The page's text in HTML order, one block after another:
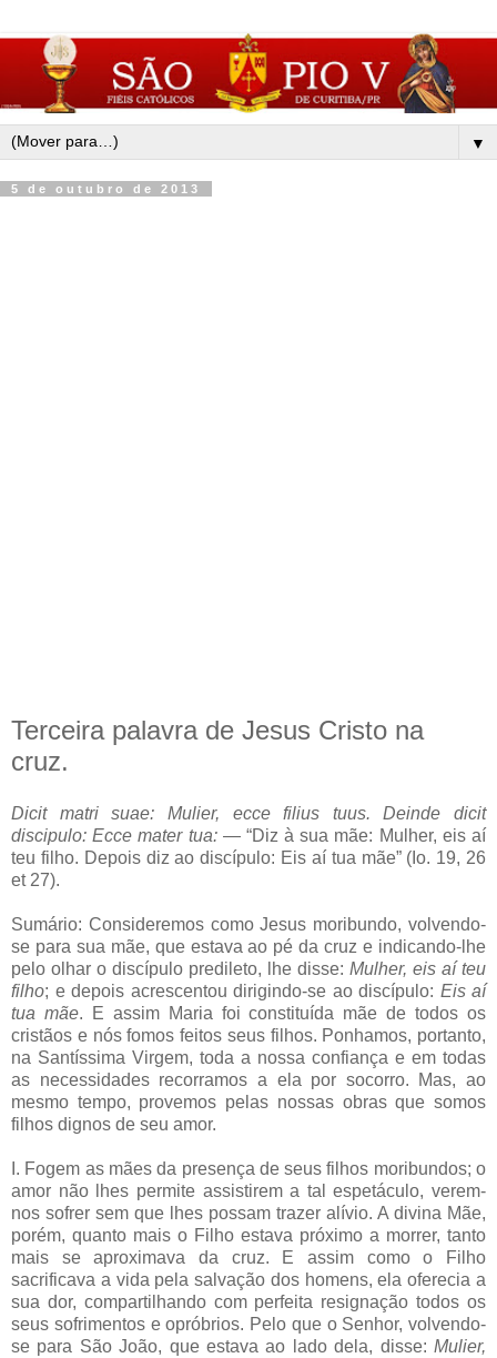
▼
5 de outubro de 2013
Terceira palavra de Jesus Cristo na
cruz.
Dicit matri suae: Mulier, ecce filius tuus. Deinde dicit
discipulo: Ecce mater tua:— “Diz à sua mãe: Mulher, eis aí
teu filho. Depois diz ao discípulo: Eis aí tua mãe” (Io. 19, 26
et 27).
Sumário: Consideremos como Jesus moribundo, volvendo-
se para sua mãe, que estava ao pé da cruz e indicando-lhe
pelo olhar o discípulo predileto, lhe disse: Mulher, eis aí teu
filho; e depois acrescentou dirigindo-se ao discípulo: Eis aí
tua mãe. E assim Maria foi constituída mãe de todos os
cristãos e nós fomos feitos seus filhos. Ponhamos, portanto,
na Santíssima Virgem, toda a nossa confiança e em todas
as necessidades recorramos a ela por socorro. Mas, ao
mesmo tempo, provemos pelas nossas obras que somos
filhos dignos de seu amor.
I. Fogem as mães da presença de seus filhos moribundos; o
amor não lhes permite assistirem a tal espetáculo, verem-
nos sofrer sem que lhes possam trazer alívio. A divina Mãe,
porém, quanto mais o Filho estava próximo a morrer, tanto
mais se aproximava da cruz. E assim como o Filho
sacrificava a vida pela salvação dos homens, ela oferecia a
sua dor, compartilhando com perfeita resignação todos os
seus sofrimentos e opróbrios. Pelo que o Senhor, volvendo-
se para São João, que estava ao lado dela, disse: Mulier,